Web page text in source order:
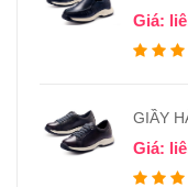
Giá:
GIẦY
Giá: